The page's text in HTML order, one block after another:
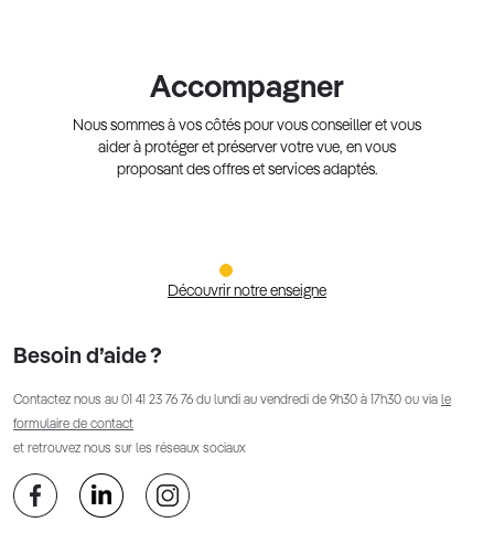
Accompagner
Nous sommes à vos côtés pour vous conseiller et vous
aider à protéger et préserver votre vue, en vous
proposant des offres et services adaptés.
Découvrir notre enseigne
Besoin d’aide ?
Contactez nous au 01 41 23 76 76 du lundi au vendredi de 9h30 à 17h30 ou via le
formulaire de contact
et retrouvez nous sur les réseaux sociaux